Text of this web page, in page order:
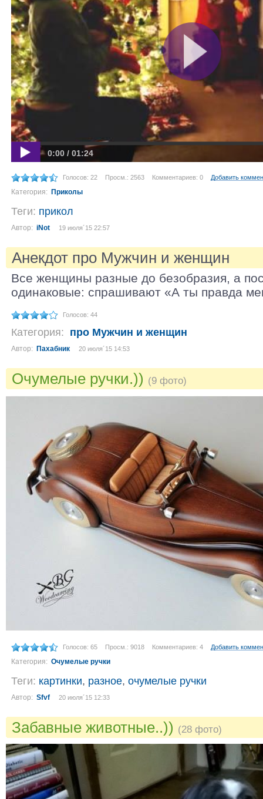
0:00 / 01:24
Голосов: 22 Просм.: 2563 Комментариев: 0 Добавить
Категория: Приколы
Теги: прикол
Автор: iNot 19 июля´15 22:57
Анекдот про Мужчин и женщин
Все женщины разные до безобразия, а
одинаковые: спрашивают «А ты правда
Голосов: 44
Категория: про Мужчин и женщин
Автор: Пахабник 20 июля´15 14:53
Очумелые ручки.)) (9 фото)
Голосов: 65 Просм.: 9018 Комментариев: 4 Добавить
Категория: Очумелые ручки
Теги: картинки, разное, очумелые ручки
Автор: Sfvf 20 июля´15 12:33
Забавные животные..)) (28 фото)